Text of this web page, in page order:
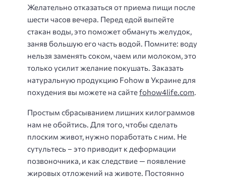
Желательно отказаться от приема пищи после
шести часов вечера. Перед едой выпейте
стакан воды, это поможет обмануть желудок,
заняв большую его часть водой. Помните: воду
нельзя заменять соком, чаем или молоком, это
только усилит желание покушать. Заказать
натуральную продукцию Fohow в Украине для
похудения вы можете на сайтеfohow4life.com
Простым сбрасыванием лишних килограммов
нам не обойтись. Для того, чтобы сделать
плоским живот, нужно поработать с ним. Не
сутультесь – это приводит к деформации
позвоночника, и как следствие — появление
жировых отложений на животе. Постоянно